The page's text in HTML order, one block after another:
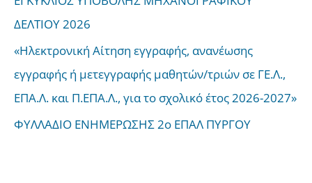
ΔΕΛΤΙΟΥ 2026
«Ηλεκτρονική Αίτηση εγγραφής, ανανέωσης
εγγραφής ή μετεγγραφής μαθητών/τριών σε ΓΕ.Λ.,
ΕΠΑ.Λ. και Π.ΕΠΑ.Λ., για το σχολικό έτος 2026-2027»
ΦΥΛΛΑΔΙΟ ΕΝΗΜΕΡΩΣΗΣ 2ο ΕΠΑΛ ΠΥΡΓΟΥ